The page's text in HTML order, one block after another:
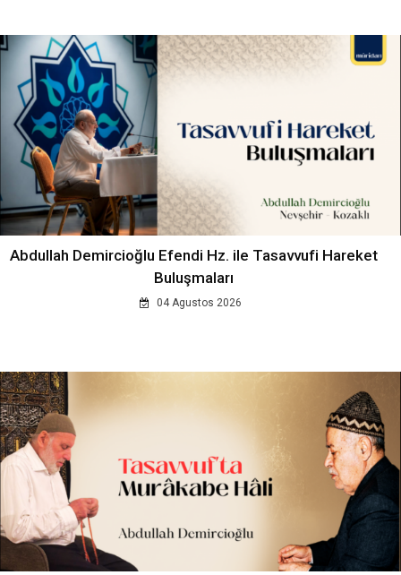
Abdullah Demircioğlu Efendi Hz. ile Tasavvufi Hareket
Buluşmaları
04 Agustos 2026